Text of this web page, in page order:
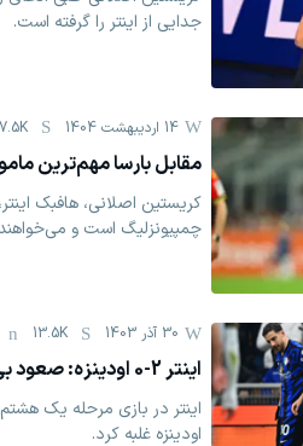
جدایی از اینتر را گرفته است.
14 اردیبهشت 1404
مقابل بارسا مهم‌ترین
کریستین اصلانی، هافبک
چمپیونزلیگ است و می‌خواهند
30 آذر 1403 13.5K
اینتر 2-0 اودینزه: صعود بی‌دردسر در کوپا ایتالیا
اودینزه غلبه کرد.